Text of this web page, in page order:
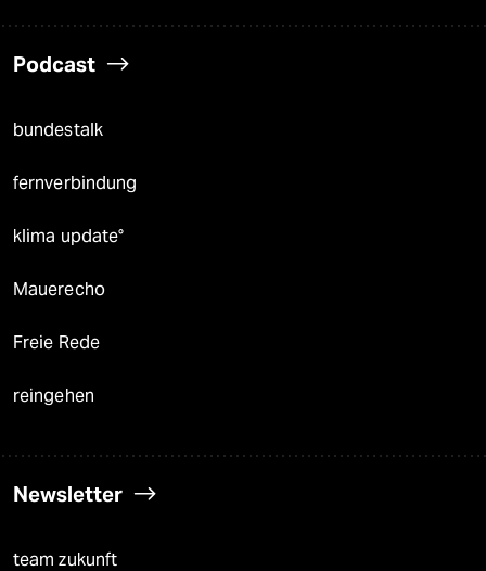
Podcast
bundestalk
fernverbindung
klima update°
Mauerecho
Freie Rede
reingehen
Newsletter
team zukunft